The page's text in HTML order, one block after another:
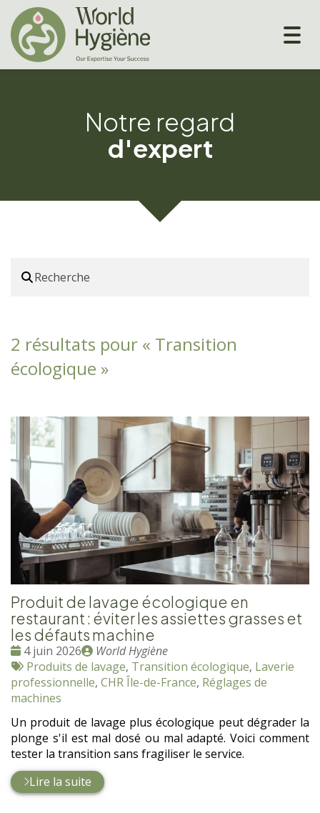
Notre regard
d'expert
2 résultats pour « Transition
écologique »
Produit de lavage écologique en
restaurant : éviter les assiettes grasses et
les défauts machine
Date
:
4 juin 2026
Publié
par
World Hygiène
Tags
:
Produits de lavage, Transition écologique, Laverie
professionnelle, CHR Île-de-France, Réglages de
machines
Un produit de lavage plus écologique peut dégrader la
plonge s'il est mal dosé ou mal adapté. Voici comment
tester la transition sans fragiliser le service.
Lire la suite